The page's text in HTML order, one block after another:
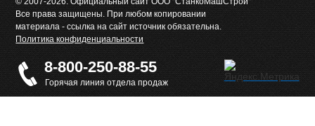
Все права защищены. При любом копировании
материала - ссылка на сайт источник обязательна.
Политика конфиденциальности
8-800-250-88-55
Горячая линия отдела продаж